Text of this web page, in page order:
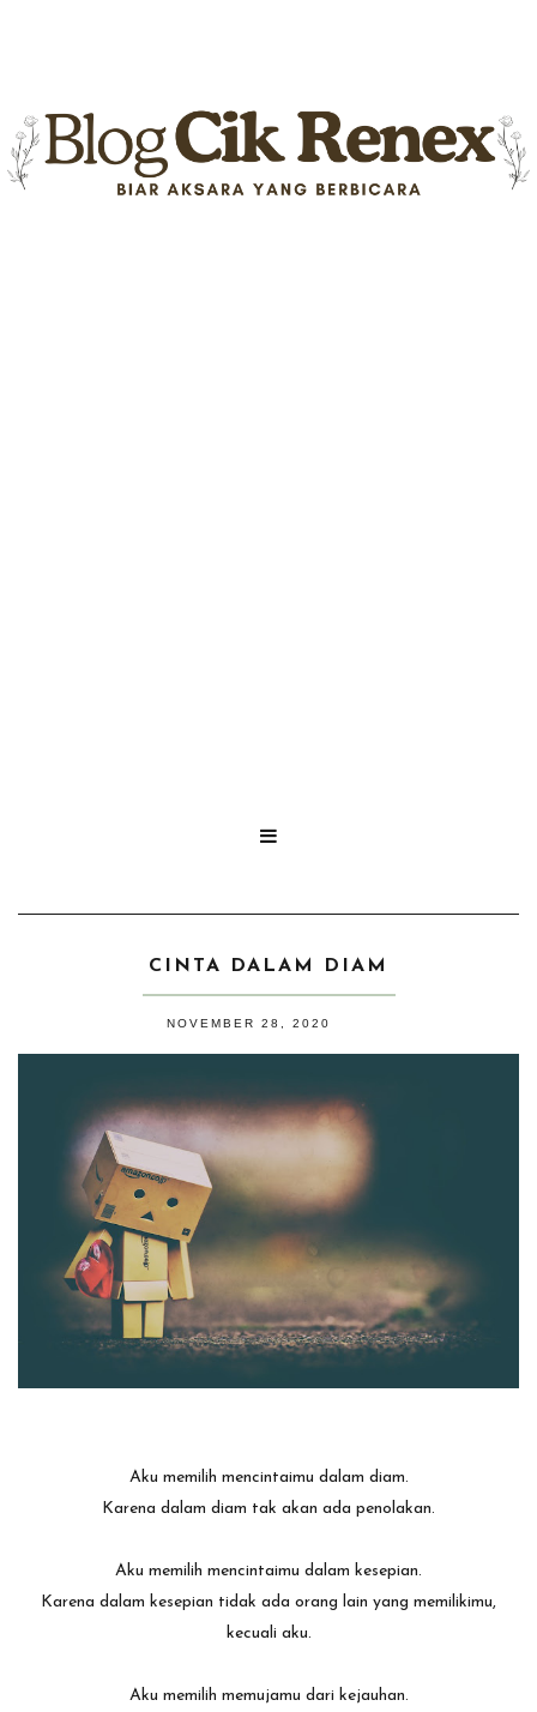

CINTA DALAM DIAM
NOVEMBER 28, 2020
Aku memilih mencintaimu dalam diam.
Karena dalam diam tak akan ada penolakan.
Aku memilih mencintaimu dalam kesepian.
Karena dalam kesepian tidak ada orang lain yang memilikimu,
kecuali aku.
Aku memilih memujamu dari kejauhan.